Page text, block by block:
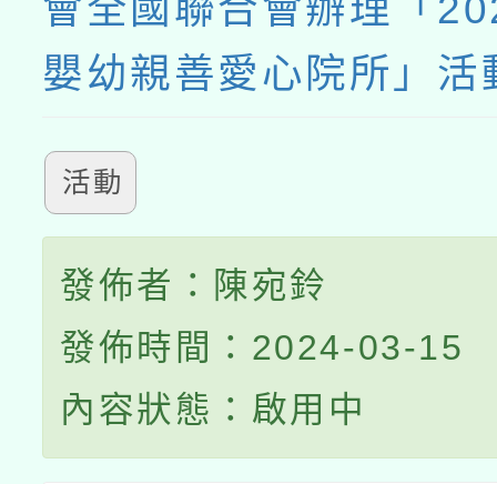
會全國聯合會辦理「
嬰幼親善愛心院所」活
活動
發佈者：陳宛鈴
發佈時間：2024-03-15
內容狀態：啟用中